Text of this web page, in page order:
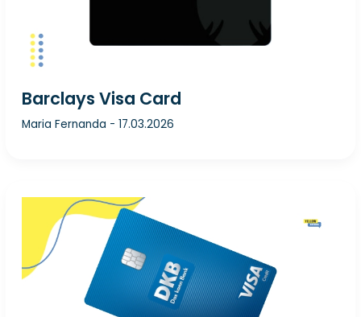
Barclays Visa Card
Maria Fernanda -17.03.2026